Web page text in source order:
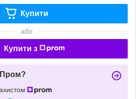
Купити
або
Купити з
Пром?